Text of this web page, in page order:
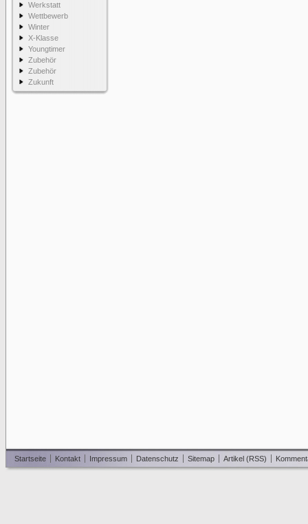
Werkstatt
Wettbewerb
Winter
X-Klasse
Youngtimer
Zubehör
Zubehör
Zukunft
Startseite Kontakt Impressum Datenschutz Sitemap Artikel (RSS)